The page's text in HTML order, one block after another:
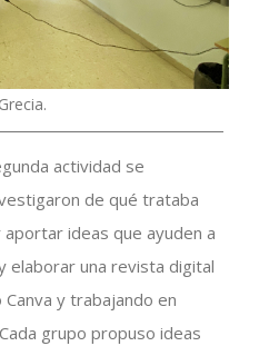
actividad se
de qué trataba
ideas que ayuden a
elaborar una revista digital
y trabajando en
grupo propuso ideas